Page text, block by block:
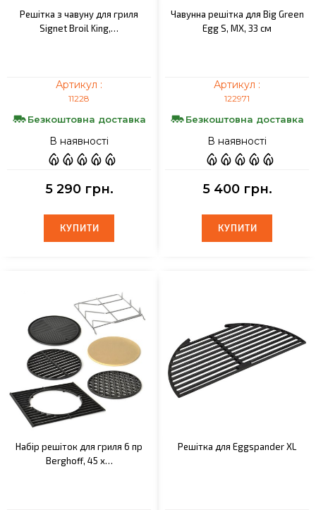
Решітка з чавуну для гриля
Signet Broil King,…
Артикул :
11228
Безкоштовна доставка
В наявності
5 290 грн.
КУПИТИ
КУПИТИ
Чавунна решітка для Big Green
Egg S, MX, 33 см
Артикул :
122971
Безкоштовна доставка
В наявності
5 400 грн.
КУПИТИ
КУПИТИ
Набір решіток для гриля 6 пр
Berghoff, 45 х…
Решітка для Eggspander XL